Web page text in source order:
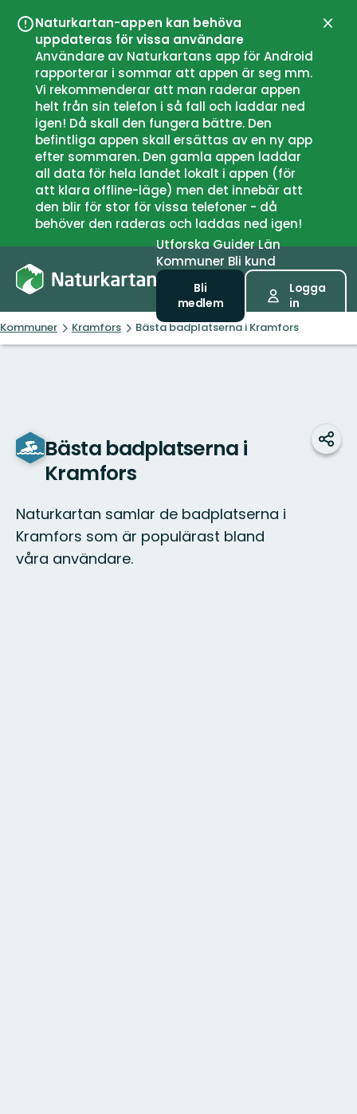
Naturkartan-appen kan behöva
uppdateras för vissa användare
Användare av Naturkartans app för Android
rapporterar i sommar att appen är seg mm.
Vi rekommenderar att man raderar appen
helt från sin telefon i så fall och laddar ned
igen! Då skall den fungera bättre. Den
befintliga appen skall ersättas av en ny app
efter sommaren. Den gamla appen laddar
all data för hela landet lokalt i appen (för
att klara offline-läge) men det innebär att
den blir för stor för vissa telefoner - då
behöver den raderas och laddas ned igen!
UtforskaGuiderLän
Kommuner Bli kund
Bli
medlem
Logga
in
Kommuner Kramfors Bästa badplatserna i Kramfors
Bästa badplatserna i
Kramfors
Naturkartan samlar de badplatserna i
Kramfors som är populärast bland
våra användare.
Dela